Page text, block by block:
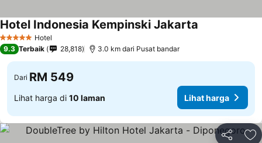
5 Bintang Hotel
Hotel Indonesia Kempinski Jakarta
9.3 Terbaik 28,818 3.0 km dari Pusat bandar
Dari RM 549
Lihat harga di 10 laman Lihat harga
Kongsi